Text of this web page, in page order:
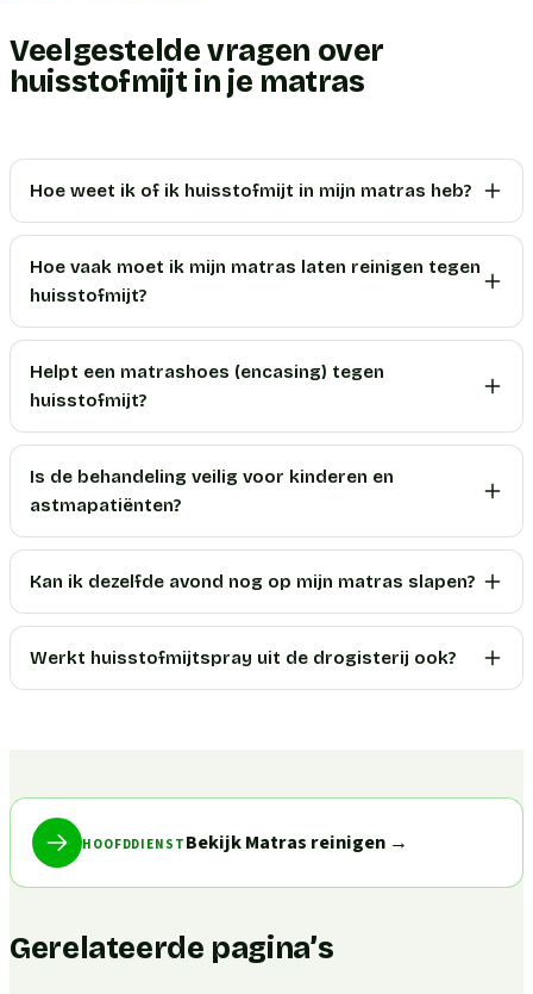
Veelgestelde vragen over
huisstofmijt in je matras
Hoe weet ik of ik huisstofmijt in mijn matras heb?
Hoe vaak moet ik mijn matras laten reinigen tegen
huisstofmijt?
Helpt een matrashoes (encasing) tegen
huisstofmijt?
Is de behandeling veilig voor kinderen en
astmapatiënten?
Kan ik dezelfde avond nog op mijn matras slapen?
Werkt huisstofmijtspray uit de drogisterij ook?
HOOFDDIENST Bekijk Matras reinigen→
Gerelateerde pagina’s